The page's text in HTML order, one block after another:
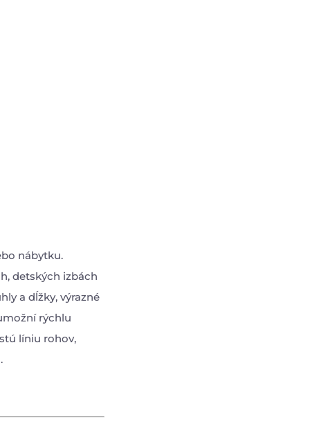
nábytku.
detských izbách
a dĺžky, výrazné
rýchlu
líniu rohov,